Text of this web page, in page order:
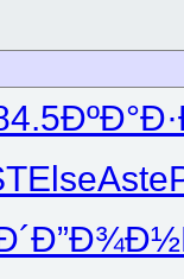
ElseAste